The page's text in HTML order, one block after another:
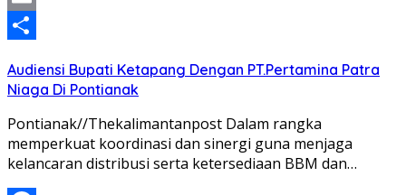
Email
Audiensi Bupati Ketapang Dengan PT.Pertamina Patra
Niaga Di Pontianak
Pontianak//Thekalimantanpost Dalam rangka
memperkuat koordinasi dan sinergi guna menjaga
kelancaran distribusi serta ketersediaan BBM dan…